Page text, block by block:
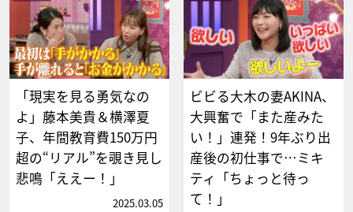
「現実を見る勇気なの
よ」藤本美貴＆横澤夏
子、年間教育費150万円
超の“リアル”を覗き見し
悲鳴「ええー！」
2025.03.05
ビビる大木の妻AKINA、
大興奮で「また産みた
い！」連発！9年ぶり出
産後の初仕事で…ミキ
ティ「ちょっと待っ
て！」